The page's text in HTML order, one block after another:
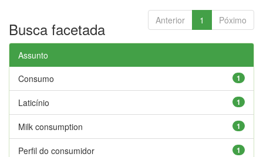
Anterior 1 Póximo
Busca facetada
Assunto
1
Consumo
1
Laticínio
1
Milk consumption
1
Perfil do consumidor